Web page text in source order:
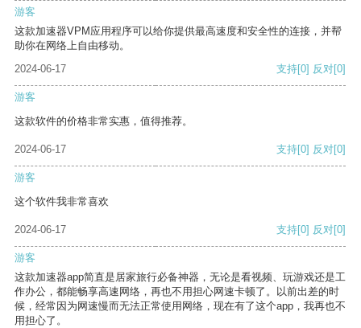
游客
这款加速器VPM应用程序可以给你提供最高速度和安全性的连接，并帮
助你在网络上自由移动。
2024-06-17
支持[0] 反对[0]
游客
这款软件的价格非常实惠，值得推荐。
2024-06-17 支持[0] 反对[0]
游客
这个软件我非常喜欢
2024-06-17 支持[0] 反对[0]
游客
这款加速器app简直是居家旅行必备神器，无论是看视频、玩游戏还是工
作办公，都能畅享高速网络，再也不用担心网速卡顿了。以前出差的时
候，经常因为网速慢而无法正常使用网络，现在有了这个app，我再也不
用担心了。